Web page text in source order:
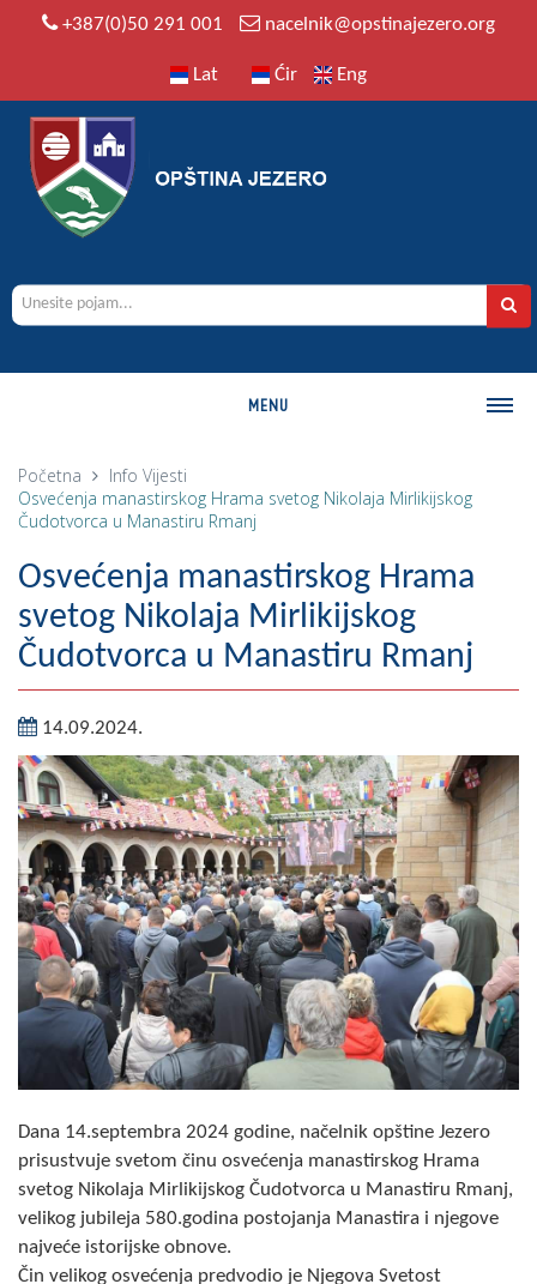
+387(0)50 291 001 nacelnik@opstinajezero.org
Lat Ćir Eng
MENU
Istorija
Geografija
Naseljena mjesta
Fotogalerija
NAČELNIK
O Načelniku
Zamjenik načelnika
Izvještaj o radu načelnika
SKUPŠTINA
Statut Opštine
Sastav Skupštine
Službeni Glasnici
OPŠTINSKA UPRAVA
Početna Info Vijesti
Osvećenja manastirskog Hrama svetog Nikolaja Mirlikijskog
Čudotvorca u Manastiru Rmanj
Osvećenja manastirskog Hrama
svetog Nikolaja Mirlikijskog
Čudotvorca u Manastiru Rmanj
14.09.2024.
Dana 14.septembra 2024 godine, načelnik opštine Jezero
prisustvuje svetom činu osvećenja manastirskog Hrama
svetog Nikolaja Mirlikijskog Čudotvorca u Manastiru Rmanj,
velikog jubileja 580.godina postojanja Manastira i njegove
najveće istorijske obnove.
Čin velikog osvećenja predvodio je Njegova Svetost